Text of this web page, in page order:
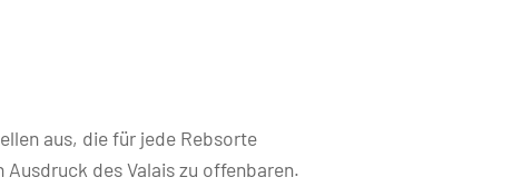
aus, die für jede Rebsorte
des Valais zu offenbaren.